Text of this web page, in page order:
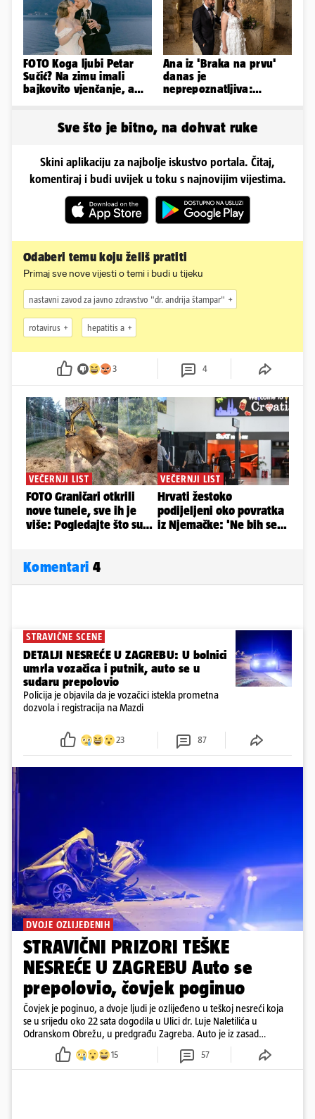
FOTO Koga ljubi Petar
Sučić? Na zimu imali
bajkovito vjenčanje, a
Ana iz 'Braka na prvu'
danas je
neprepoznatljiva:
Sve što je bitno, na dohvat ruke
Skini aplikaciju za najbolje iskustvo portala. Čitaj,
komentiraj i budi uvijek u toku s najnovijim vijestima.
Odaberi temu koju želiš pratiti
Primaj sve nove vijesti o temi i budi u tijeku
nastavni zavod za javno zdravstvo "dr. andrija štampar"
rotavirus hepatitis a
3 4
Komentari 4
STRAVIČNE SCENE
DETALJI NESREĆE U ZAGREBU: U bolnici
umrla vozačica i putnik, auto se u
sudaru prepolovio
Policija je objavila da je vozačici istekla prometna
dozvola i registracija na Mazdi
23 87
DVOJE OZLIJEĐENIH
STRAVIČNI PRIZORI TEŠKE
NESREĆE U ZAGREBU Auto se
prepolovio, čovjek poginuo
Čovjek je poginuo, a dvoje ljudi je ozlijeđeno u teškoj nesreći koja
se u srijedu oko 22 sata dogodila u Ulici dr. Luje Naletilića u
Odranskom Obrežu, u predgrađu Zagreba. Auto je iz zasad
neutvrđenih razloga sletio s kolnika, a od siline udara vozilo se
prepolovilo.
15 57